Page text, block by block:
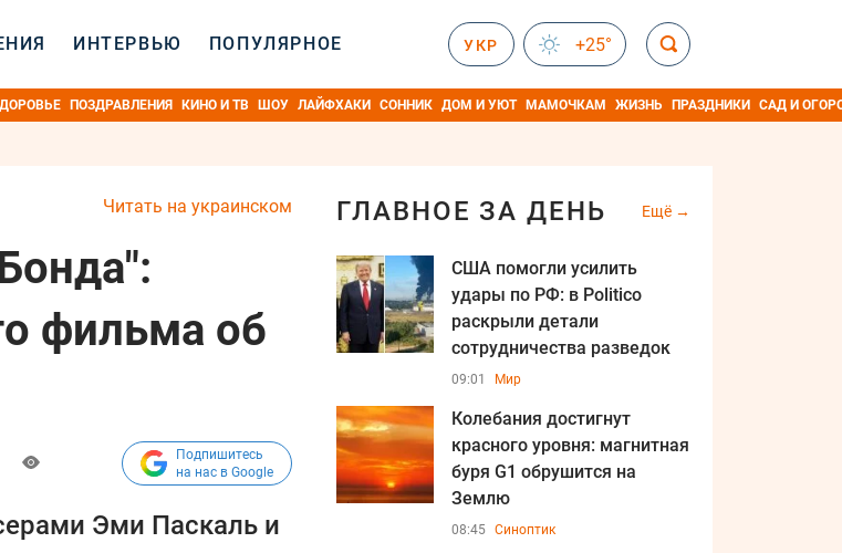
ИНТЕРВЬЮ ПОПУЛЯРНОЕ УКР +25°
ПОЗДРАВЛЕНИЯ КИНО И ТВ ШОУ ЛАЙФХАКИ СОННИК ДОМ И УЮТ МАМОЧКАМ ЖИЗНЬ ПРАЗДНИКИ САД И
Читать на украинском
фильма об
Подпишитесь
на нас в Google
Эми Паскаль и
ГЛАВНОЕ ЗА ДЕНЬ Ещё
США помогли усилить
удары по РФ: в Politico
раскрыли детали
сотрудничества разведок
09:01 Мир
Колебания достигнут
красного уровня: магнитная
буря G1 обрушится на
Землю
08:45 Синоптик